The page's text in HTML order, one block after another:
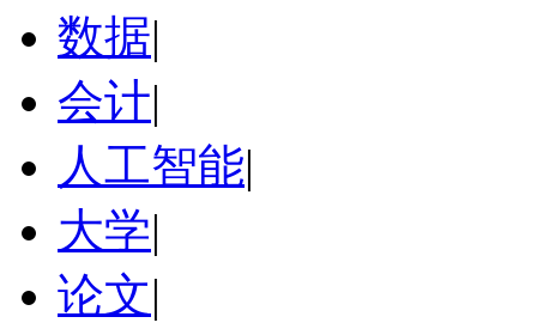
数据|
会计|
人工智能|
大学|
论文|